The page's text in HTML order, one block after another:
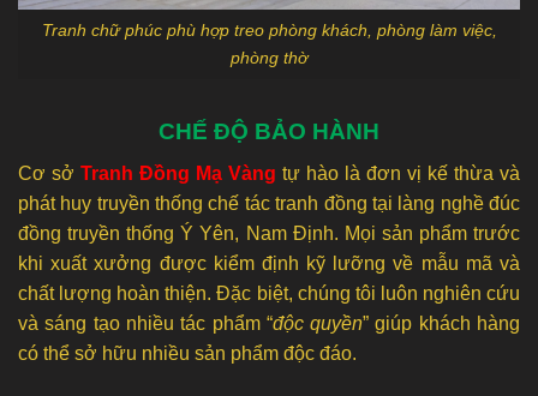
Tranh chữ phúc phù hợp treo phòng khách, phòng làm việc,
phòng thờ
CHẾ ĐỘ BẢO HÀNH
Cơ sở Tranh Đồng Mạ Vàng tự hào là đơn vị kế thừa và
phát huy truyền thống chế tác tranh đồng tại làng nghề đúc
đồng truyền thống Ý Yên, Nam Định. Mọi sản phẩm trước
khi xuất xưởng được kiểm định kỹ lưỡng về mẫu mã và
chất lượng hoàn thiện. Đặc biệt, chúng tôi luôn nghiên cứu
và sáng tạo nhiều tác phẩm “độc quyền” giúp khách hàng
có thể sở hữu nhiều sản phẩm độc đáo.